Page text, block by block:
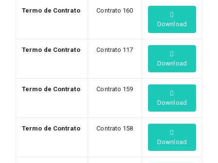
Termo de Contrato
Contrato 160
Download
Termo de Contrato
Contrato 117
Download
Termo de Contrato
Contrato 159
Download
Termo de Contrato
Contrato 158
Download